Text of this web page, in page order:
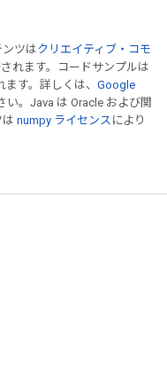
ツはクリエイティブ・コモ
れます。コードサンプルは
す。詳しくは、 Google
い。Java は Oracle および関
numpy ライセンス により